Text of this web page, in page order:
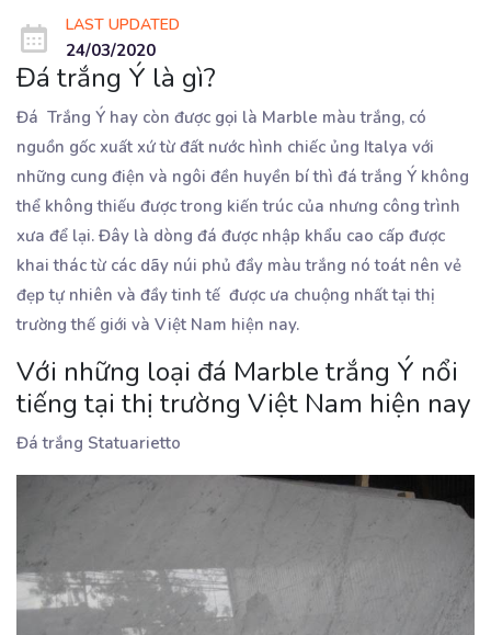
LAST UPDATED
24/03/2020
Đá trắng Ý là gì?
Đá Trắng Ý hay còn được gọi là Marble màu trắng, có
nguồn gốc xuất xứ từ đất nước hình chiếc ủng Italya với
những cung điện và ngôi đền huyền bí thì đá trắng Ý không
thể không thiếu được trong kiến trúc của nhưng công trình
xưa để lại. Đây là dòng đá được nhập khẩu cao cấp được
khai thác từ các dãy núi phủ đầy màu trắng nó toát nên vẻ
đẹp tự nhiên và đầy tinh tế được ưa chuộng nhất tại thị
trường thế giới và Việt Nam hiện nay.
Với những loại đá Marble trắng Ý nổi
tiếng tại thị trường Việt Nam hiện nay
Đá trắng Statuarietto